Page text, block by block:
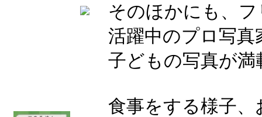
そのほかにも、
活躍中のプロ写
子どもの写真が
食事をする様子